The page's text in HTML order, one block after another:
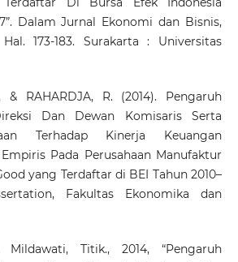
Dalam Jurnal Ekonomi dan Bisnis,
173-183. Surakarta : Universitas
& RAHARDJA, R. (2014). Pengaruh
Dan Dewan Komisaris Serta
Terhadap Kinerja Keuangan
Pada Perusahaan Manufaktur
yang Terdaftar di BEI Tahun 2010–
Fakultas Ekonomika dan
Mildawati, Titik., 2014, “Pengaruh